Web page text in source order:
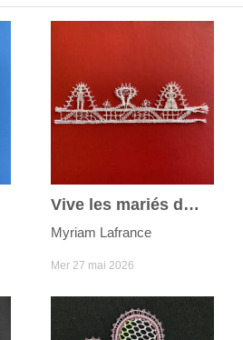
Vive les mariés du joli mois de mai
Myriam Lafrance
Mer 27 mai 2026